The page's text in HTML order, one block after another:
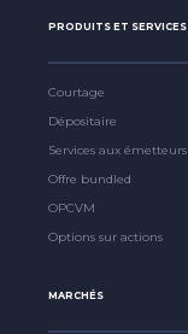
PRODUITS ET SERVICES
Courtage
Dépositaire
Services aux émetteurs
Offre bundled
OPCVM
Options sur actions
MARCHÉS